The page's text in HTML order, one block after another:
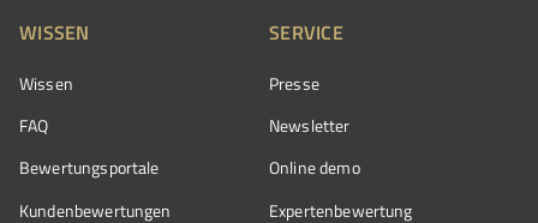
WISSEN
Wissen
FAQ
Bewertungsportale
Kundenbewertungen
SERVICE
Presse
Newsletter
Online demo
Expertenbewertung